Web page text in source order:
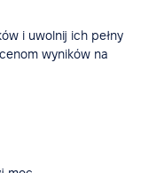
i uwolnij ich pełny
wyników na